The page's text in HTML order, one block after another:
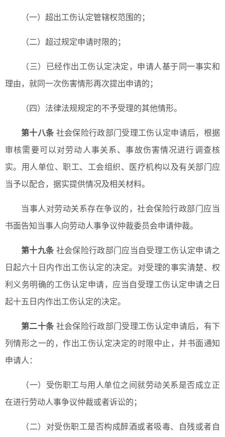
（一）超出工伤认定管辖权范围的；
（二）超过规定申请时限的；
（三）已经作出工伤认定决定，申请人基于同一事实和
理由，就同一次伤害情形再次提出申请的；
（四）法律法规规定的不予受理的其他情形。
第十八条 社会保险行政部门受理工伤认定申请后，根据
审核需要可以对劳动人事关系、事故伤害情况进行调查核
实。用人单位、职工、工会组织、医疗机构以及有关部门应
当予以配合，据实提供情况及相关材料。
当事人对劳动关系存在争议的，社会保险行政部门应当
书面告知当事人向劳动人事争议仲裁委员会申请仲裁。
第十九条 社会保险行政部门应当自受理工伤认定申请之
日起六十日内作出工伤认定的决定。对受理的事实清楚、权
利义务明确的工伤认定申请，应当自受理工伤认定申请之日
起十五日内作出工伤认定的决定。
第二十条 社会保险行政部门受理工伤认定申请后，有下
列情形之一的，作出工伤认定决定的时限中止，并书面通知
申请人：
（一）受伤职工与用人单位之间就劳动关系是否成立正
在进行劳动人事争议仲裁或者诉讼的；
（二）对受伤职工是否构成醉酒或者吸毒、自残或者自